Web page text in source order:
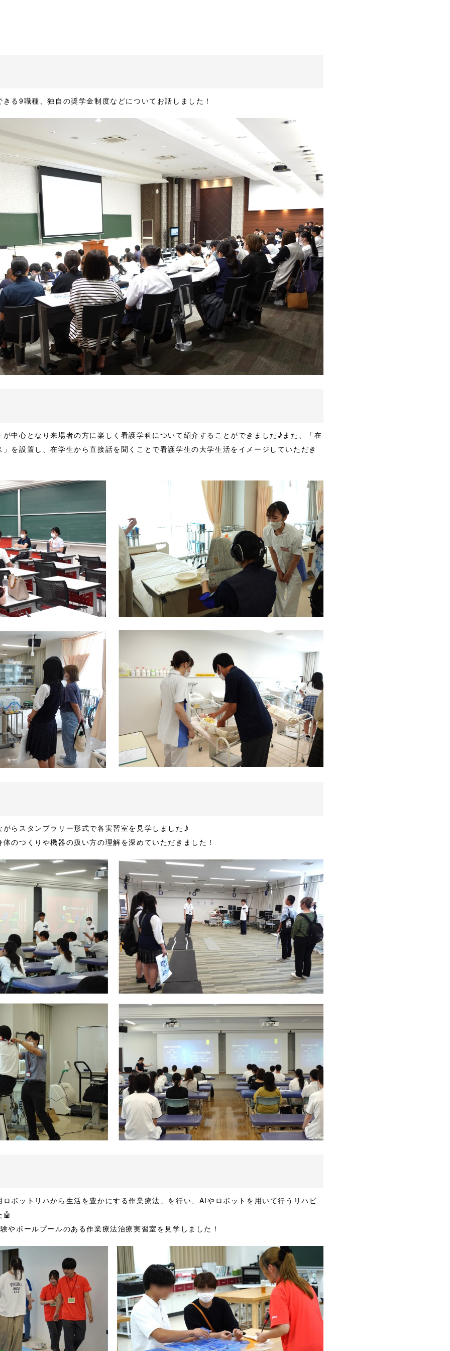
る9職種、独自の奨学金制度などについてお話しました！
中心となり来場者の方に楽しく看護学科について紹介することができました♪また、「在
を設置し、在学生から直接話を聞くことで看護学生の大学生活をイメージしていただき
らスタンプラリー形式で各実習室を見学しました‍♪
のつくりや機器の扱い方の理解を深めていただきました‍‍！
ボットリハから生活を豊かにする作業療法」を行い、AIやロボットを用いて行うリハビ
🤖
やボールプールのある作業療法治療実習室を見学しました！